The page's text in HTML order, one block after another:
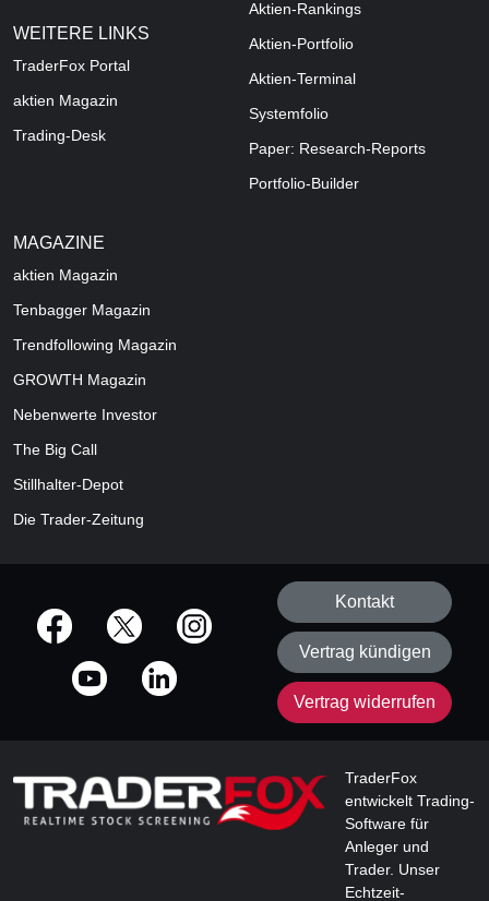
WEITERE LINKS
TraderFox Portal
aktien Magazin
Trading-Desk
Aktien-Rankings
Aktien-Portfolio
Aktien-Terminal
Systemfolio
Paper: Research-Reports
Portfolio-Builder
MAGAZINE
aktien Magazin
Tenbagger Magazin
Trendfollowing Magazin
GROWTH Magazin
Nebenwerte Investor
The Big Call
Stillhalter-Depot
Die Trader-Zeitung
offizielle Social Media-Accounts
Kontakt
Vertrag kündigen
Vertrag widerrufen
TraderFox
entwickelt Trading-
Software für
Anleger und
Trader. Unser
Echtzeit-